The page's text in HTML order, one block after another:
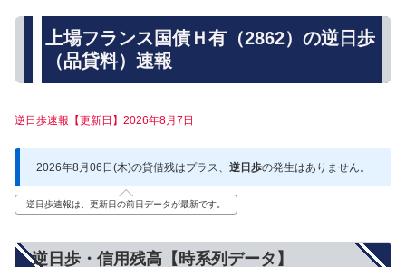
上場フランス国債Ｈ有（2862）の逆日歩
（品貸料）速報
逆日歩速報【更新日】2026年8月7日
2026年8月06日(木)の貸借残はプラス、 逆日歩の発生はありません。
逆日歩速報は、更新日の前日データが最新です。
逆日歩・信用残高【時系列データ】